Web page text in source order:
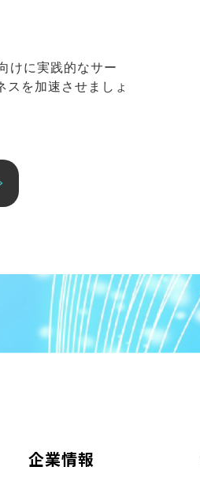
けに実践的なサー
スを加速させましょ
企業情報